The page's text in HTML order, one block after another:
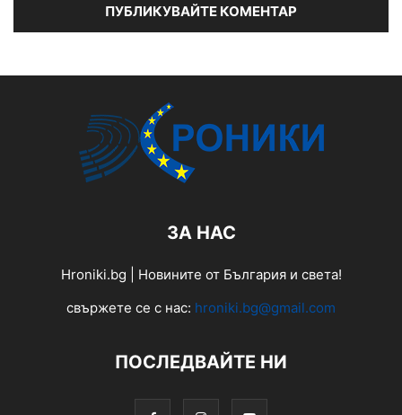
ЗА НАС
Hroniki.bg | Новините от България и света!
свържете се с нас: hroniki.bg@gmail.com
ПОСЛЕДВАЙТЕ НИ